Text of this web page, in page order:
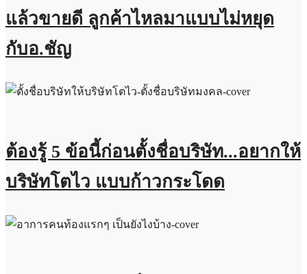
แล้วขายดี ลูกค้าไหลมาแบบไม่หยุด
กับอ.ชัญ
ต้องรู้ 5 ข้อนี้ก่อนตั้งชื่อบริษัท...อยากให้
บริษัทโตไว แบบก้าวกระโดด